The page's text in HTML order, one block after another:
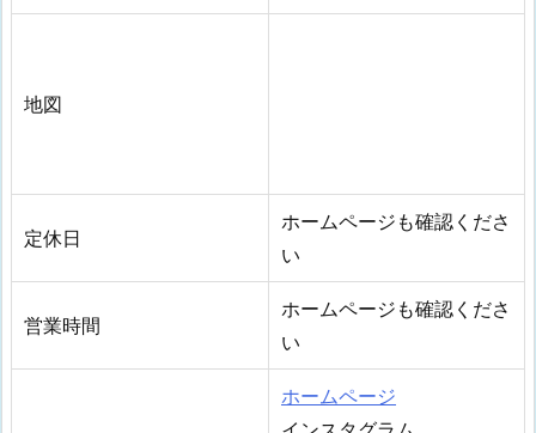
地図
定休日
ホームページも確認くださ
い
営業時間
ホームページも確認くださ
い
ホームページ